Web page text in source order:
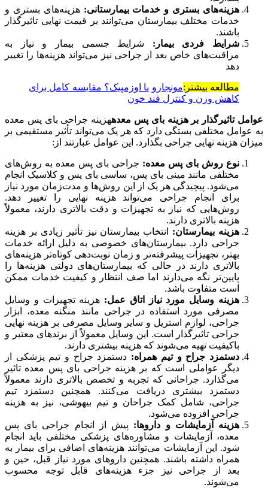
هزینه‌های بستری و خدمات بیمارستانی: هزینه‌های بستری و
خدمات مختلف بیمارستان می‌توانند بر قیمت نهایی تاثیرگذار
باشند.
شرایط فردی بیمار: شرایط جسمی بیمار و نیاز به
مراقبت‌های خاص بعد از جراحی نیز می‌تواند هزینه‌ها را تغییر
دهد
مطالعه بیشتر:مونجارو یا اوزمپیک؟ مقایسه کامل برای
کاهش وزن و کنترل قند خون
عوامل تاثیرگذار بر هزینه بای پس معدههزینه جراحی بای پس معده
به عوامل مختلفی بستگی دارد که هر یک می‌تواند تأثیر مستقیمی بر
میزان هزینه نهایی جراحی بگذارد. این عوامل عبارتند از:
نوع روش بای پس معده: جراحی بای پس معده به روش‌های
مختلفی مانند مینی بای پس، ساسی بای پس و کلاسیک انجام
می‌شود. پیچیدگی هر یک از این روش‌ها و مدت‌زمان مورد نیاز
برای انجام جراحی می‌تواند هزینه نهایی را تغییر دهد.
روش‌هایی که نیاز به تجهیزات و دقت بالاتری دارند، معمولاً
هزینه بالاتری دارند.
هزینه بیمارستان: انتخاب بیمارستان نیز تأثیر زیادی بر هزینه
جراحی دارد. بیمارستان‌های خصوصی به دلیل ارائه خدمات
بهتر، تجهیزات پیشرفته‌تر و زمان نوبت‌دهی کوتاه‌تر هزینه‌های
بالاتری دارند در حالی که بیمارستان‌های دولتی هزینه‌ها را
پایین‌تر نگه می‌دارند اما صف انتظار و کیفیت خدمات ممکن
است متفاوت باشد.
هزینه وسایل مورد نیاز اتاق عمل: هزینه تجهیزات و وسایل
مصرفی مورد استفاده در جراحی مانند منگنه معده، ابزار
جراحی، لوازم استریل و سایر وسایل مصرفی بر هزینه نهایی
جراحی تاثیرگذار است. این وسایل معمولاً از برندهای معتبر و
باکیفیت تهیه می‌شوند که هزینه بیشتری دارند.
دستمزد جراح و تیم همراه: دستمزد جراح و تیم پزشکی از
دیگر عواملی است که بر هزینه جراحی بای پس معده تاثیر
می‌گذارد. جراحانی که تجربه و تخصص بالاتری دارند معمولاً
دستمزد بیشتری دریافت می‌کنند. همچنین دستمزد تیم
جراحی، شامل کمک جراحان و تیم بیهوشی، نیز به هزینه
جراحی افزوده می‌شود.
هزینه آزمایشات و داروها: پیش از انجام جراحی بای پس
معده، آزمایشات و مشاوره‌های پزشکی مختلفی باید انجام
شود. این آزمایشات می‌توانند هزینه‌های اضافی برای بیمار به
همراه داشته باشند. همچنین داروهای مورد نیاز قبل، حین و
بعد از جراحی نیز جزء هزینه‌های قابل توجه محسوب
می‌شوند.